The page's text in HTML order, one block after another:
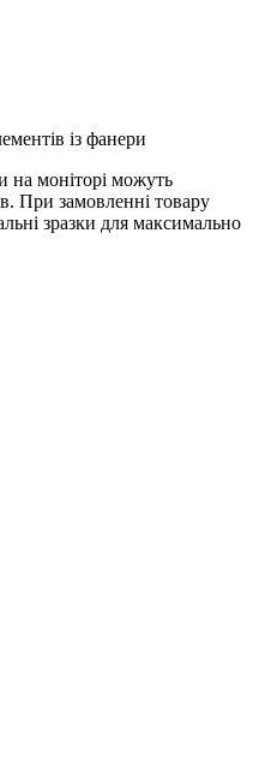
із фанери
на моніторі можуть
При замовленні товару
зразки для максимально